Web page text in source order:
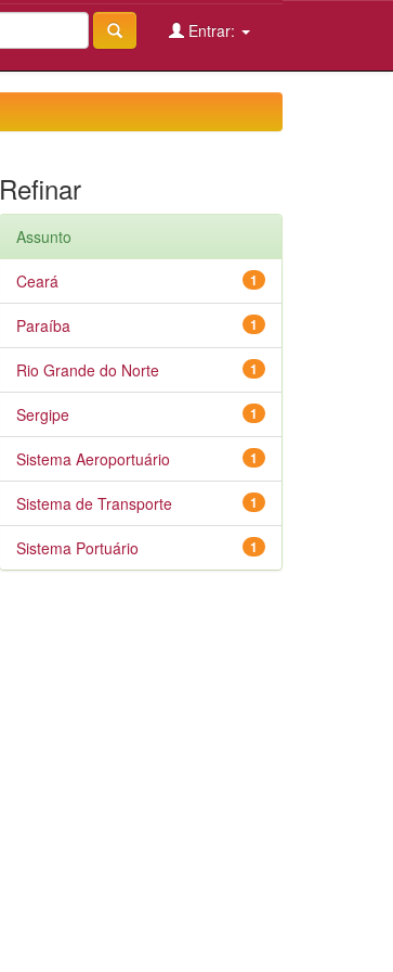
Entrar:
Refinar
Assunto
1
Ceará
1
Paraíba
1
Rio Grande do Norte
1
Sergipe
1
Sistema Aeroportuário
1
Sistema de Transporte
1
Sistema Portuário